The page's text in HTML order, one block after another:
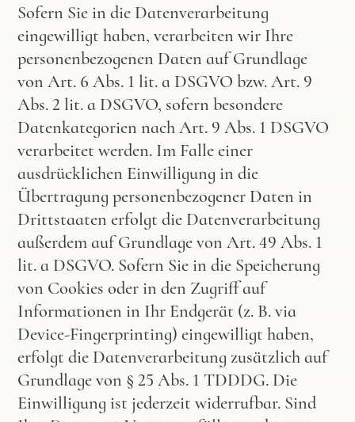
Sofern Sie in die Datenverarbeitung
eingewilligt haben, verarbeiten wir Ihre
personenbezogenen Daten auf Grundlage
von Art. 6 Abs. 1 lit. a DSGVO bzw. Art. 9
Abs. 2 lit. a DSGVO, sofern besondere
Datenkategorien nach Art. 9 Abs. 1 DSGVO
verarbeitet werden. Im Falle einer
ausdrücklichen Einwilligung in die
Übertragung personenbezogener Daten in
Drittstaaten erfolgt die Datenverarbeitung
außerdem auf Grundlage von Art. 49 Abs. 1
lit. a DSGVO. Sofern Sie in die Speicherung
von Cookies oder in den Zugriff auf
Informationen in Ihr Endgerät (z. B. via
Device-Fingerprinting) eingewilligt haben,
erfolgt die Datenverarbeitung zusätzlich auf
Grundlage von § 25 Abs. 1 TDDDG. Die
Einwilligung ist jederzeit widerrufbar. Sind